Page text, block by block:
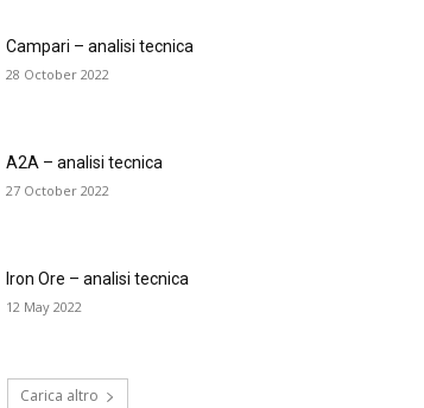
Campari – analisi tecnica
28 October 2022
A2A – analisi tecnica
27 October 2022
Iron Ore – analisi tecnica
12 May 2022
Carica altro